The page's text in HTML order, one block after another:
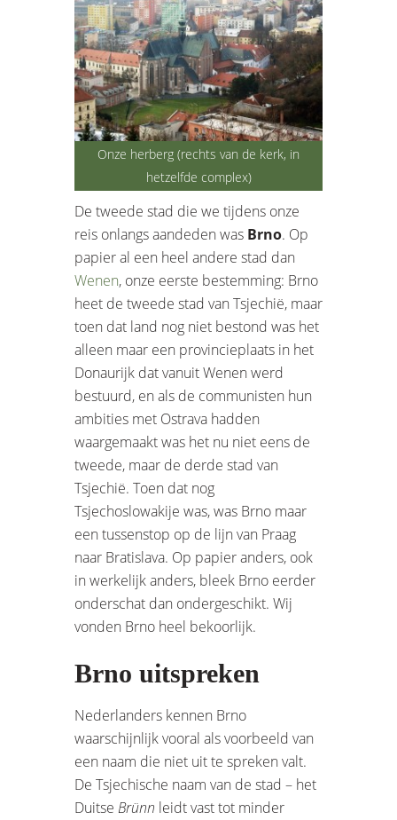
Onze herberg (rechts van de kerk, in
hetzelfde complex)
De tweede stad die we tijdens onze
reis onlangs aandeden was Brno. Op
papier al een heel andere stad dan
Wenen, onze eerste bestemming: Brno
heet de tweede stad van Tsjechië, maar
toen dat land nog niet bestond was het
alleen maar een provincieplaats in het
Donaurijk dat vanuit Wenen werd
bestuurd, en als de communisten hun
ambities met Ostrava hadden
waargemaakt was het nu niet eens de
tweede, maar de derde stad van
Tsjechië. Toen dat nog
Tsjechoslowakije was, was Brno maar
een tussenstop op de lijn van Praag
naar Bratislava. Op papier anders, ook
in werkelijk anders, bleek Brno eerder
onderschat dan ondergeschikt. Wij
vonden Brno heel bekoorlijk.
Brno uitspreken
Nederlanders kennen Brno
waarschijnlijk vooral als voorbeeld van
een naam die niet uit te spreken valt.
De Tsjechische naam van de stad – het
Duitse Brünn leidt vast tot minder